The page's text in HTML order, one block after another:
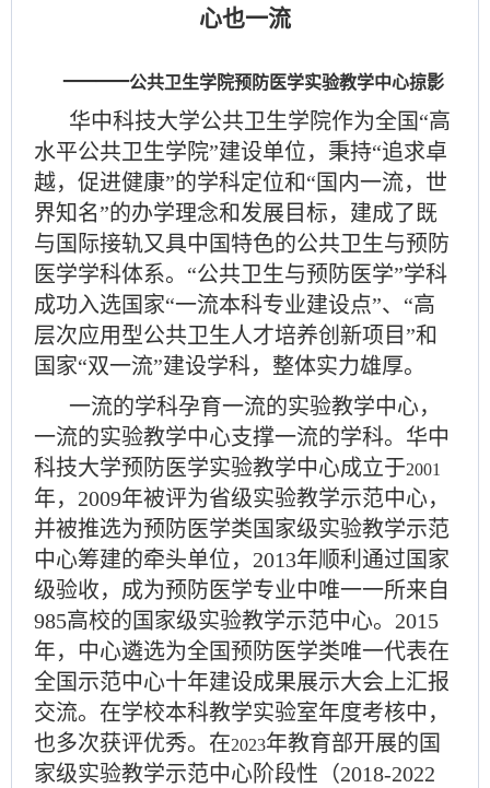
心也一流
——公共卫生学院预防医学实验教学中心掠影
华中科技大学公共卫生学院作为全国 “高
水平公共卫生学院”建设单位， 秉持“追求卓
越，促进健康”的学科定位和“国内一流，世
界知名”的办学理念和发展目标，建成了既
与国际接轨又具中国特色的公共卫生与预防
医学学科体系。 “公共卫生与预防医学”学科
成功入选 国家“一流本科专业建设点”、“高
层次应用型公共卫生人才培养创新项目”和
国家“双一流”建设学科，整体实力雄厚。
一流的学科孕育一流的实验教学中心，
一流的实验教学中心支撑一流的学科。华中
科技大学预防医学实验教学中心成立于2001
年， 2009年被评为省级实验教学示范中心，
并被推选为预防医学类国家级实验教学示范
中心筹建的牵头单位， 2013年顺利通过国家
级验收，成为预防医学专业中唯一一所来自
985高校的国家级实验教学示范中心。 2015
年，中心遴选为全国预防医学类唯一代表在
全国示范中心十年建设成果展示大会上汇报
交流。在学校本科教学实验室年度考核中，
也多次获评优秀。在2023年教育部开展的国
家级实验教学示范中心阶段性（2018-2022